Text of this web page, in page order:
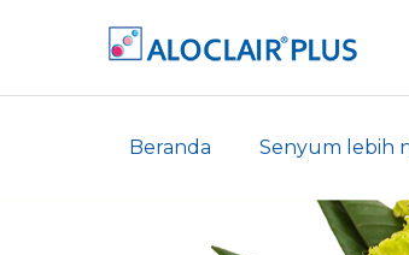
Beranda Senyum lebih